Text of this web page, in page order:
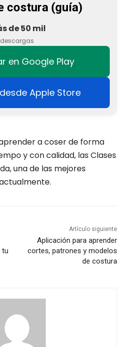
costura (guía)
de 50 mil
descargas
en Google Play
Apple Store
a coser de forma
y con calidad, las Clases
una de las mejores
tu
Artículo siguiente
Aplicación para aprender
cortes, patrones y modelos
de costura